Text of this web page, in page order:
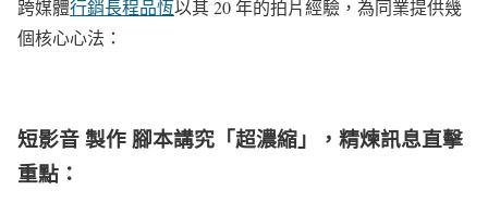
跨媒體行銷長程品恆以其 20 年的拍片經驗，為同業提供幾
個核心心法：
短影音 製作 腳本講究「超濃縮」，精煉訊息直擊
重點：